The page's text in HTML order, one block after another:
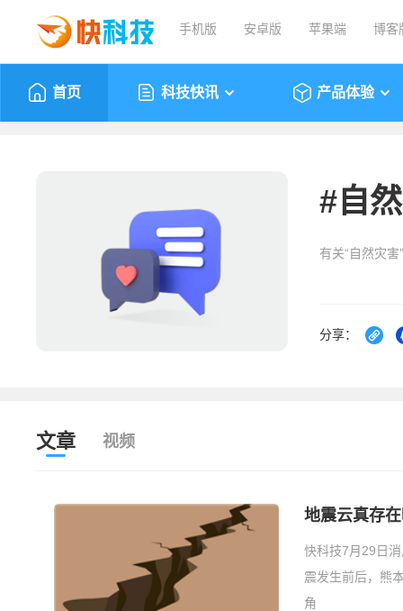
手机版 安卓版 苹果端 博客
首页 科技快讯 产品体验
# 自
有关“自然灾
分享：
文章 视频
地震云真存
快科技7月29日
震发生前后，熊
角